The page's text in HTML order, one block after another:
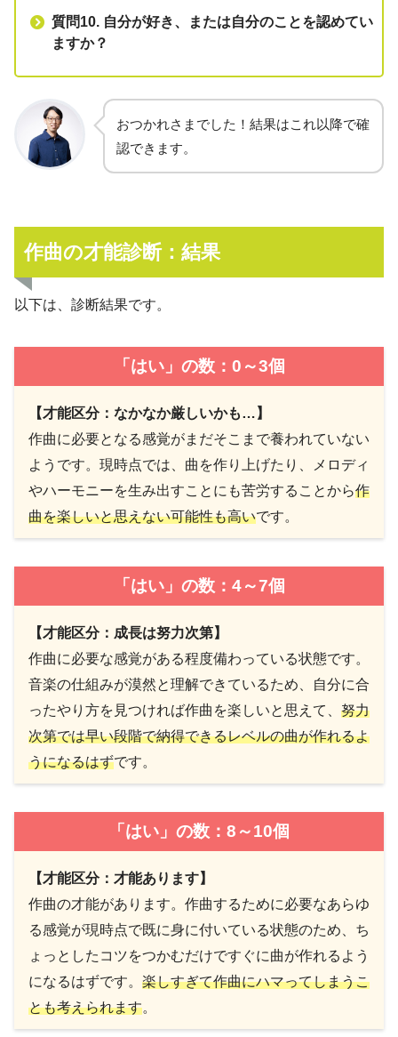
質問10. 自分が好き、または自分のことを認めてい
ますか？
おつかれさまでした！結果はこれ以降で確
認できます。
作曲の才能診断：結果
以下は、診断結果です。
「はい」の数：0～3個
【才能区分：なかなか厳しいかも…】
作曲に必要となる感覚がまだそこまで養われていない
ようです。現時点では、曲を作り上げたり、メロディ
やハーモニーを生み出すことにも苦労することから作
曲を楽しいと思えない可能性も高いです。
「はい」の数：4～7個
【才能区分：成長は努力次第】
作曲に必要な感覚がある程度備わっている状態です。
音楽の仕組みが漠然と理解できているため、自分に合
ったやり方を見つければ作曲を楽しいと思えて、 努力
次第では早い段階で納得できるレベルの曲が作れるよ
うになるはずです。
「はい」の数：8～10個
【才能区分：才能あります】
作曲の才能があります。作曲するために必要なあらゆ
る感覚が現時点で既に身に付いている状態のため、ち
ょっとしたコツをつかむだけですぐに曲が作れるよう
になるはずです。 楽しすぎて作曲にハマってしまうこ
とも考えられます。